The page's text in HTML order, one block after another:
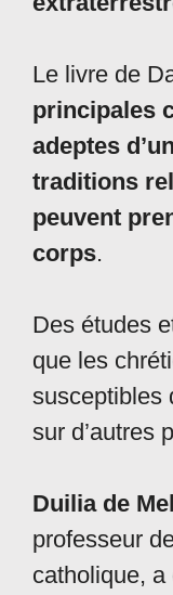
Le livre de
principales
adeptes
traditions
peuvent
corps.
Des études
que les
susceptibles
sur d’autres
Duilia de
professeur
catholique,